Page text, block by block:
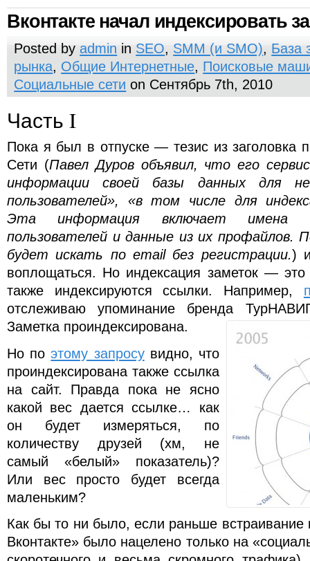
Вконтакте начал индексировать
Posted byadmin in SEO, SMM (и SMO), База
рынка, Общие Интернетные, Поисковые
Социальные сети on Сентябрь 7th, 2010
Часть I
Пока я был в отпуске — тезис из заголовка
Сети (Павел Дуров объявил, что его
информации своей базы данных для
пользователей», «в том числе для
Эта информация включает имена
пользователей и данные из их профайлов.
будет искать по email без регистрации.)
воплощаться. Но индексация заметок —
также индексируются ссылки. Например,
отслеживаю упоминание бренда
Заметка проиндексирована.
Но поэтому запросувидно, что
проиндексирована также ссылка
на сайт. Правда пока не ясно
какой вес дается ссылке… как
он будет измеряться, по
количеству друзей (хм, не
самый «белый» показатель)?
Или вес просто будет всегда
маленьким?
Как бы то ни было, если раньше встраивание
Вконтакте» было нацелено только на